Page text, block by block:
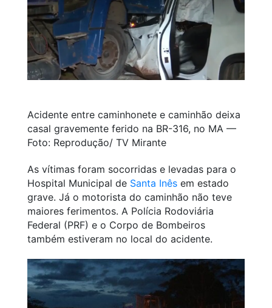
Acidente entre caminhonete e caminhão deixa
casal gravemente ferido na BR-316, no MA —
Foto: Reprodução/ TV Mirante
As vítimas foram socorridas e levadas para o
Hospital Municipal de Santa Inês em estado
grave. Já o motorista do caminhão não teve
maiores ferimentos. A Polícia Rodoviária
Federal (PRF) e o Corpo de Bombeiros
também estiveram no local do acidente.